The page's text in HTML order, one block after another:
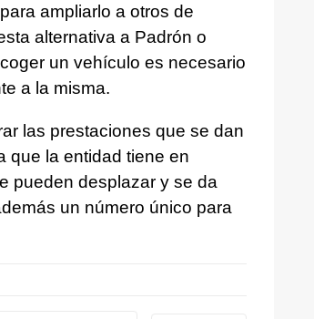
ampliarlo a otros de
alternativa a Padrón o
un vehículo es necesario
a la misma.
las prestaciones que se dan
que la entidad tiene en
pueden desplazar y se da
un número único para